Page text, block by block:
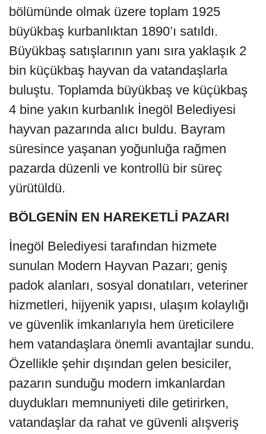
bölümünde olmak üzere toplam 1925
büyükbaş kurbanlıktan 1890’ı satıldı.
Büyükbaş satışlarının yanı sıra yaklaşık 2
bin küçükbaş hayvan da vatandaşlarla
buluştu. Toplamda büyükbaş ve küçükbaş
4 bine yakın kurbanlık İnegöl Belediyesi
hayvan pazarında alıcı buldu. Bayram
süresince yaşanan yoğunluğa rağmen
pazarda düzenli ve kontrollü bir süreç
yürütüldü.
BÖLGENİN EN HAREKETLİ PAZARI
İnegöl Belediyesi tarafından hizmete
sunulan Modern Hayvan Pazarı; geniş
padok alanları, sosyal donatıları, veteriner
hizmetleri, hijyenik yapısı, ulaşım kolaylığı
ve güvenlik imkanlarıyla hem üreticilere
hem vatandaşlara önemli avantajlar sundu.
Özellikle şehir dışından gelen besiciler,
pazarın sunduğu modern imkanlardan
duydukları memnuniyeti dile getirirken,
vatandaşlar da rahat ve güvenli alışveriş